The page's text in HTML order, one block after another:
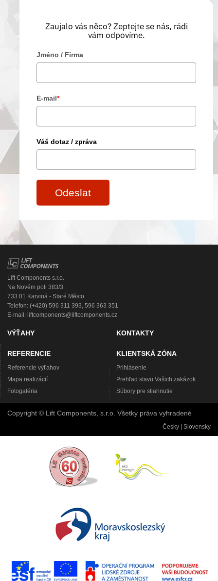
Zaujalo vás něco? Zeptejte se nás, rádi
vám odpovíme.
Jméno / Firma
E-mail*
Váš dotaz / zpráva
Odeslat
Lift Components s.r.o.
Na Novém poli 383/3
733 01 Karviná - Staré Město
Telefon: (+420) 596 311 393, 596 363 351
E-mail: liftcomponents@liftcomponents.cz
VÝŤAHY
REFERENCIE
Referencie výťahov
Mapa realizácií
Fotogaléria
KONTAKTY
KLIENTSKÁ ZÓNA
Prihlásenie
Prehľad stavu Vašich zakázok
Súbory pre stiahnutie
Copyright © Lift Components, s.r.o. Všetky práva vyhradené
Česky Slovensky